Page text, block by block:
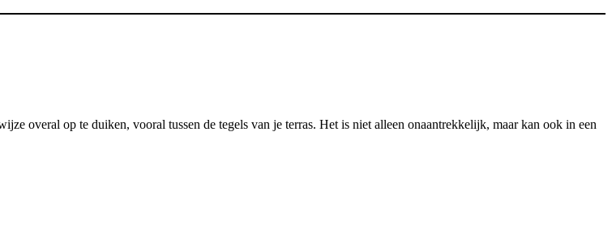
overal op te duiken, vooral tussen de tegels van je terras. Het is niet alleen onaantrekkelijk, maar kan ook in een